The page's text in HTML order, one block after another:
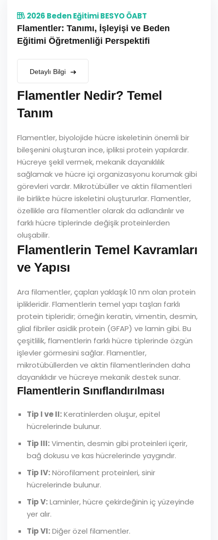
2026 Beden Eğitimi BESYO ÖABT
Flamentler: Tanımı, İşleyişi ve Beden
Eğitimi Öğretmenliği Perspektifi
Detaylı Bilgi
Flamentler Nedir? Temel
Tanım
Flamentler, biyolojide hücre iskeletinin önemli bir
bileşenini oluşturan ince, ipliksi protein yapılardır.
Hücreye şekil vermek, mekanik dayanıklılık
sağlamak ve hücre içi organizasyonu korumak gibi
görevleri vardır. Mikrotübüller ve aktin filamentleri
ile birlikte hücre iskeletini oluştururlar. Flamentler,
özellikle ara filamentler olarak da adlandırılır ve
farklı hücre tiplerinde değişik proteinlerden
oluşabilir.
Flamentlerin Temel Kavramları
ve Yapısı
Ara filamentler, çapları yaklaşık 10 nm olan protein
iplikleridir. Flamentlerin temel yapı taşları farklı
protein tipleridir; örneğin keratin, vimentin, desmin,
glial fibriler asidik protein (GFAP) ve lamin gibi. Bu
çeşitlilik, flamentlerin farklı hücre tiplerinde özgün
işlevler görmesini sağlar. Flamentler,
mikrotübüllerden ve aktin filamentlerinden daha
dayanıklıdır ve hücreye mekanik destek sunar.
Flamentlerin Sınıflandırılması
Tip I ve II:Keratinlerden oluşur, epitel
hücrelerinde bulunur.
Tip III:Vimentin, desmin gibi proteinleri içerir,
bağ dokusu ve kas hücrelerinde yaygındır.
Tip IV:Nörofilament proteinleri, sinir
hücrelerinde bulunur.
Tip V:Laminler, hücre çekirdeğinin iç yüzeyinde
yer alır.
Tip VI:Diğer özel filamentler.